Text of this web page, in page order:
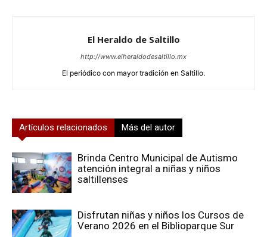
El Heraldo de Saltillo
http://www.elheraldodesaltillo.mx
El periódico con mayor tradición en Saltillo.
Artículos relacionados Más del autor
Brinda Centro Municipal de Autismo
atención integral a niñas y niños
saltillenses
Disfrutan niñas y niños los Cursos de
Verano 2026 en el Biblioparque Sur